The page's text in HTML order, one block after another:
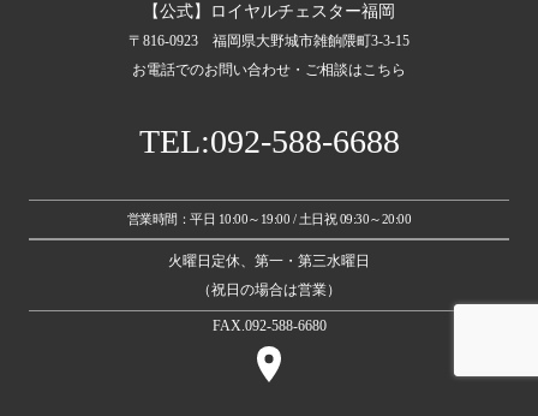
【公式】ロイヤルチェスター福岡
〒816-0923 福岡県大野城市雑餉隈町3-3-15
お電話でのお問い合わせ・ご相談はこちら
TEL:092-588-6688
営業時間：平日 10:00～19:00 / 土日祝 09:30～20:00
火曜日定休、第一・第三水曜日
（祝日の場合は営業）
FAX.092-588-6680